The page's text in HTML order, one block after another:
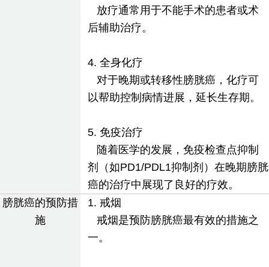
放疗通常用于不能手术的患者或术
后辅助治疗。
4. 全身化疗
对于晚期或转移性膀胱癌，化疗可
以帮助控制病情进展，延长生存期。
5. 免疫治疗
随着医学的发展，免疫检查点抑制
剂（如PD1/PDL1抑制剂）在晚期膀胱
癌的治疗中展现了良好的疗效。
膀胱癌的预防措
施
1. 戒烟
戒烟是预防膀胱癌最有效的措施之
一。